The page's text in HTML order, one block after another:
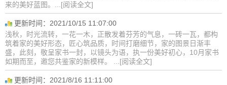
来的美好蓝图。...[阅读全文]
更新时间：2021/10/15 11:07:00
浅秋，时光流转，一花一木，正散发着芬芳的气息，一砖一瓦，都构
筑着家的美好形态，匠心筑品质，时间打磨细节，家的图景日渐丰
盛，此刻，敬呈家书一封，以镜头为语，执一份美好初心，10月家书
如期而至，邀您共鉴家的新模样。 ...[阅读全文]
更新时间：2021/8/16 11:11:00